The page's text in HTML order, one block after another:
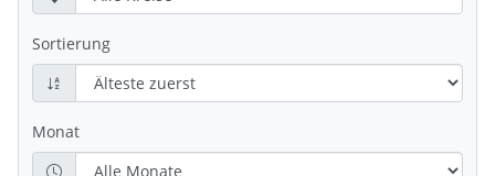
Sortierung
Monat